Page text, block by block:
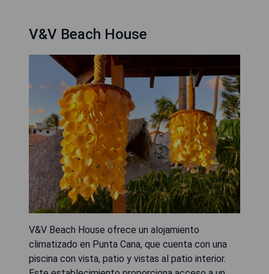
V&V Beach House
V&V Beach House ofrece un alojamiento
climatizado en Punta Cana, que cuenta con una
piscina con vista, patio y vistas al patio interior.